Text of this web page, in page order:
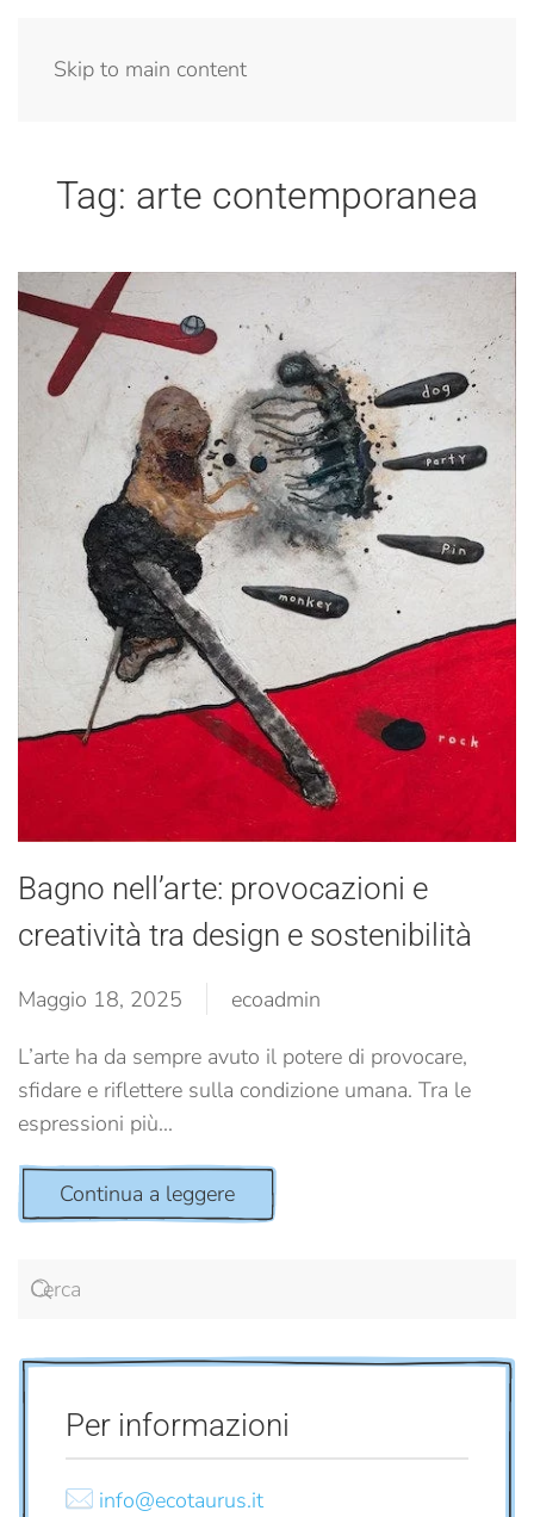
Skip to main content
Tag: arte contemporanea
Bagno nell’arte: provocazioni e
creatività tra design e sostenibilità
Maggio 18, 2025
ecoadmin
L’arte ha da sempre avuto il potere di provocare,
sfidare e riflettere sulla condizione umana. Tra le
espressioni più...
Continua a leggere
Per informazioni
info@ecotaurus.it